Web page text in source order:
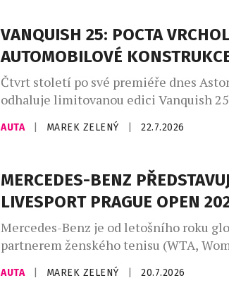
společností Audi, jež se stala nedílnou
života tohoto prestižního střediska.
nevzniklo pouze z marketingových
Madonna […]
VANQUISH 25: POCTA
AUTOMOBILOVÉ
Čtvrt století po své premiéře dnes
odhaluje limitovanou edici Vanquish
poctu třem generacím tohoto slavného
automobilu, vytvořenou zakázkovým
divize zakázkových úprav Q by Aston
uplatňují své bezkonkurenční
vozů na míru a speciálních modelů a
ukázkou je […]
AUTA MAREK ZELENÝ 22.7.2026
MERCEDES-BENZ
LIVESPORT PRAGUE OPEN
Mercedes-Benz je od letošního roku
partnerem ženského tenisu (WTA,
Association) a aktivně se zapojuje do
kategorie WTA 1000, 500 a 250.
AUTA MAREK ZELENÝ 20.7.2026